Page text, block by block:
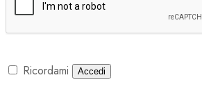
Ricordami Accedi